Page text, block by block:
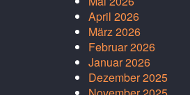
April 2026
März 2026
Februar 2026
Januar 2026
Dezember 2025